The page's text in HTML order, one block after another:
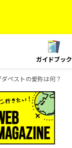
ガイドブック
ペストの愛称は何？